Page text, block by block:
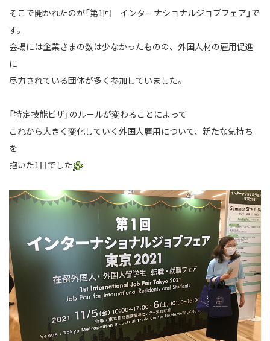
そこで開かれたのが「第1回 インターナショナルジョブフェア」で
す。
会場には企業さまの数は少なかったものの、外国人材の雇用促進
に
尽力されている団体が多く参加していました。
「特定技能ビザ」のルールが変わることによって
これから大きく変化していく外国人雇用について、新たな気持ち
を
抱いた1日でした